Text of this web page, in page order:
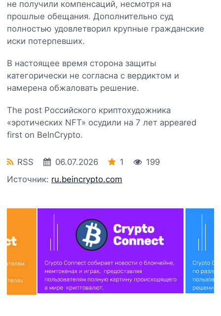
не получили компенсаций, несмотря на
прошлые обещания. Дополнительно суд
полностью удовлетворил крупные гражданские
иски потерпевших.
В настоящее время сторона защиты
категорически не согласна с вердиктом и
намерена обжаловать решение.
The post Российского криптохудожника
«эротических NFT» осудили на 7 лет appeared
first on BeInCrypto.
RSS 06.07.2026 1
199
Источник: ru.beincrypto.com